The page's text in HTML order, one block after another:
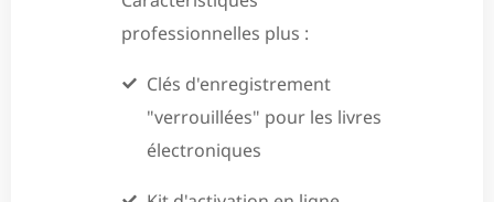
professionnelles plus :
Clés d'enregistrement
"verrouillées" pour les livres
électroniques